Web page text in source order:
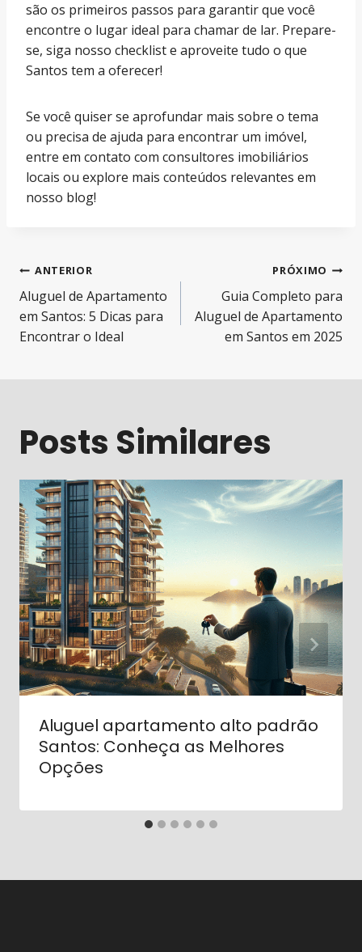
são os primeiros passos para garantir que você
encontre o lugar ideal para chamar de lar. Prepare-
se, siga nosso checklist e aproveite tudo o que
Santos tem a oferecer!
Se você quiser se aprofundar mais sobre o tema
ou precisa de ajuda para encontrar um imóvel,
entre em contato com consultores imobiliários
locais ou explore mais conteúdos relevantes em
nosso blog!
Navegação
de
Post
ANTERIOR
Aluguel de Apartamento
em Santos: 5 Dicas para
Encontrar o Ideal
PRÓXIMO
Guia Completo para
Aluguel de Apartamento
em Santos em 2025
Posts Similares
Aluguel apartamento alto padrão
Santos: Conheça as Melhores
Opções